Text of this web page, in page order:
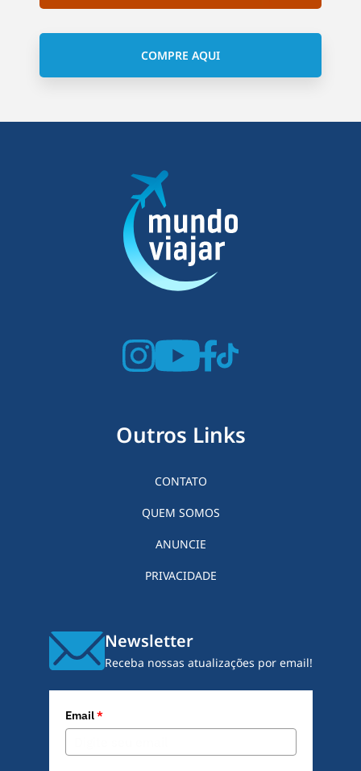
COMPRE AQUI
Outros Links
CONTATO
QUEM SOMOS
ANUNCIE
PRIVACIDADE
Newsletter
Receba nossas atualizações por email!
Email*